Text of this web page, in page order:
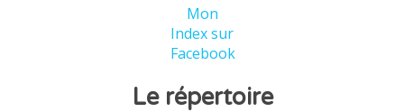
Le répertoire